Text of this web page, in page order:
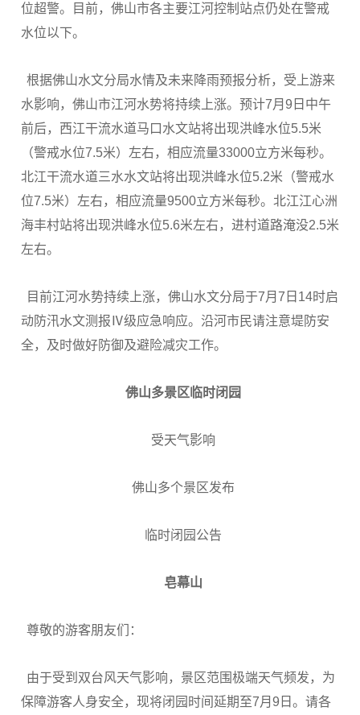
位超警。目前，佛山市各主要江河控制站点仍处在警戒
水位以下。
根据佛山水文分局水情及未来降雨预报分析，受上游来
水影响，佛山市江河水势将持续上涨。预计7月9日中午
前后，西江干流水道马口水文站将出现洪峰水位5.5米
（警戒水位7.5米）左右，相应流量33000立方米每秒。
北江干流水道三水水文站将出现洪峰水位5.2米（警戒水
位7.5米）左右，相应流量9500立方米每秒。北江江心洲
海丰村站将出现洪峰水位5.6米左右，进村道路淹没2.5米
左右。
目前江河水势持续上涨，佛山水文分局于7月7日14时启
动防汛水文测报Ⅳ级应急响应。沿河市民请注意堤防安
全，及时做好防御及避险减灾工作。
佛山多景区临时闭园
受天气影响
佛山多个景区发布
临时闭园公告
皂幕山
尊敬的游客朋友们：
由于受到双台风天气影响，景区范围极端天气频发，为
保障游客人身安全，现将闭园时间延期至7月9日。请各